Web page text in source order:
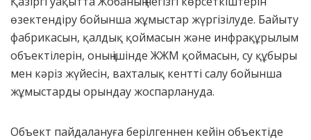
өзектендіру бойынша жұмыстар жүргізілуде. Байыту
фабрикасын, қалдық қоймасын және инфрақұрылым
объектілерін, оның ішінде ЖЖМ қоймасын, су құбыры
мен кәріз жүйесін, вахталық кентті салу бойынша
жұмыстарды орындау жоспарлануда.
Объект пайдалануға берілгеннен кейін объектіде